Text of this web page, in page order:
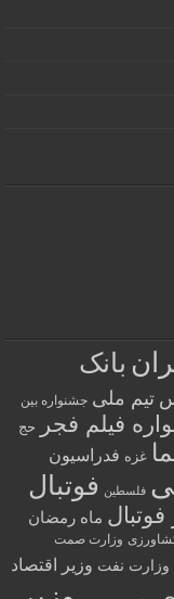
بانک
تیم ملی جشنواره بین
فیلم فجر
حج
غزه فدراسیون
فلسطین فوتبال
ماه رمضان
وزارت صمت
وزارت نفت وزیر اقتصاد